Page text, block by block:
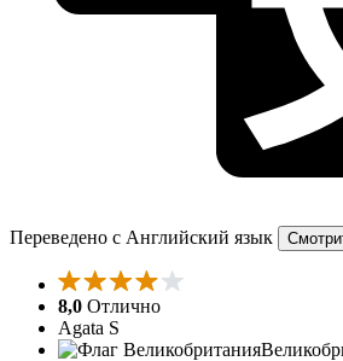
Переведено с Английский язык
8,0 Отлично
Agata S